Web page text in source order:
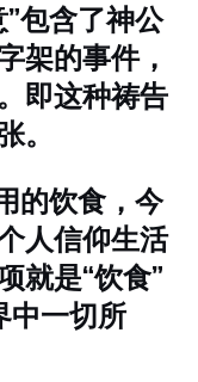
包含了神公
架的事件，
即这种祷告
。
的饮食，今
人信仰生活
就是“饮食”
中一切所